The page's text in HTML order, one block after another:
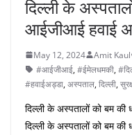
दिल्ली के
आईजीआई हवाई
May 12, 2024 Amit Kaul
#आईजीआई,#ईमेलधमकी,
#हवाईअड्डा,अस्पताल,दिल्ली,
दिल्ली के अस्पतालों को बम
दिल्ली के अस्पतालों को बम की